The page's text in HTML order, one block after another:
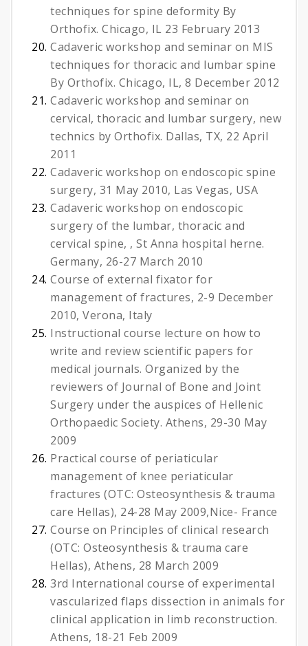
techniques for spine deformity By
Orthofix. Chicago, IL 23 February 2013
Cadaveric workshop and seminar on MIS
techniques for thoracic and lumbar spine
By Orthofix. Chicago, IL, 8 December 2012
Cadaveric workshop and seminar on
cervical, thoracic and lumbar surgery, new
technics by Orthofix. Dallas, TX, 22 April
2011
Cadaveric workshop on endoscopic spine
surgery, 31 May 2010, Las Vegas, USA
Cadaveric workshop on endoscopic
surgery of the lumbar, thoracic and
cervical spine, , St Anna hospital herne.
Germany, 26-27 March 2010
Course of external fixator for
management of fractures, 2-9 December
2010, Verona, Italy
Instructional course lecture on how to
write and review scientific papers for
medical journals. Organized by the
reviewers of Journal of Bone and Joint
Surgery under the auspices of Hellenic
Orthopaedic Society. Athens, 29-30 May
2009
Practical course of periaticular
management of knee periaticular
fractures (OTC: Osteosynthesis & trauma
care Hellas), 24-28 May 2009,Nice- France
Course on Principles of clinical research
(OTC: Osteosynthesis & trauma care
Hellas), Athens, 28 March 2009
3rd International course of experimental
vascularized flaps dissection in animals for
clinical application in limb reconstruction.
Athens, 18-21 Feb 2009